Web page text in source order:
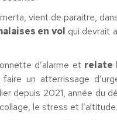
vient de paraitre,
en vol qui devrait
d’alarme et relate
un atterrissage
depuis 2021, année du
le stress et l’altitude.